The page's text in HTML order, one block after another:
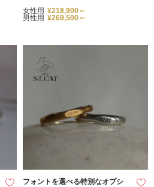
女性用 ¥218,900～
男性用 ¥269,500～
フォントを選べる特別なオプシ